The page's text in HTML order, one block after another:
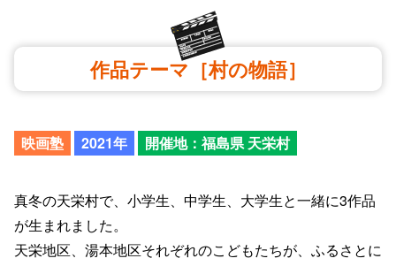
作品テーマ［村の物語］
映画塾 2021年 開催地：福島県 天栄村
真冬の天栄村で、小学生、中学生、大学生と一緒に3作品
が生まれました。
天栄地区、湯本地区それぞれのこどもたちが、ふるさとに